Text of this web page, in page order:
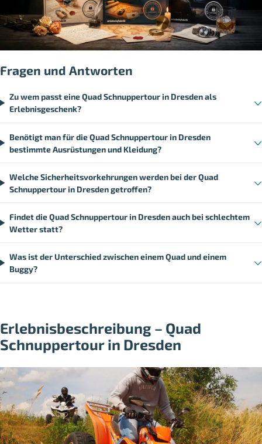
Fragen und Antworten
Zu wem passt eine Quad Schnuppertour in Dresden als
Erlebnisgeschenk?
Benötigt man für die Quad Schnuppertour in Dresden
bestimmte Ausrüstungen und Kleidung?
Welche Sicherheitsvorkehrungen werden bei der Quad
Schnuppertour in Dresden getroffen?
Findet die Quad Schnuppertour in Dresden auch bei schlechtem
Wetter statt?
Was ist der Unterschied zwischen einem Quad und einem
Buggy?
Erlebnisbeschreibung – Quad
Schnuppertour in Dresden